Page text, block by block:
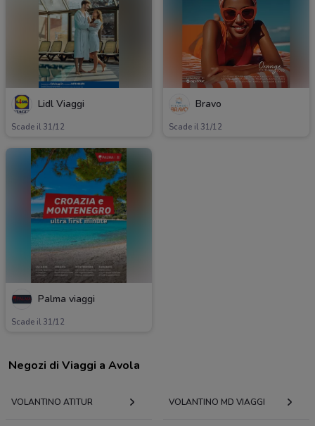
Lidl Viaggi
Scade il 31/12
Bravo
Scade il 31/12
Palma viaggi
Scade il 31/12
Negozi di Viaggi a Avola
VOLANTINO ATITUR VOLANTINO MD VIAGGI